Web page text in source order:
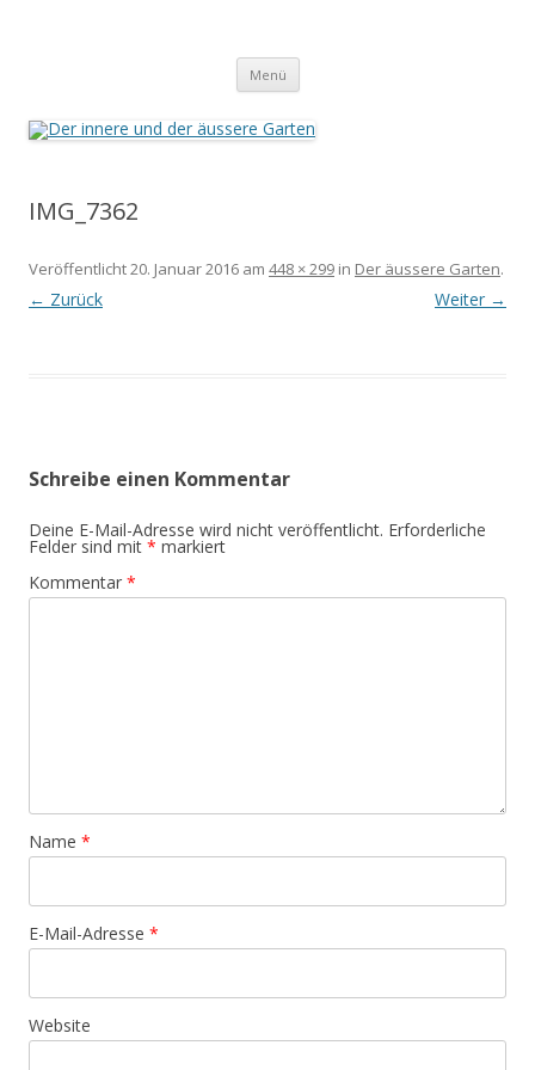
Menü Zum
springen
IMG_7362
Veröffentlicht20. Januar 2016 am 448 × 299 in Der äussere Garten.
← Zurück Weiter →
Schreibe einen Kommentar
Deine E-Mail-Adresse wird nicht veröffentlicht. Erforderliche
Felder sind mit * markiert
Kommentar *
Name *
E-Mail-Adresse *
Website